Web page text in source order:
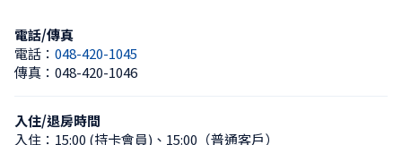
電話/傳真
電話： 048-420-1045
傳真： 048-420-1046
入住/退房時間
入住： 15:00 (持卡會員) 、 15:00（普通客戶）